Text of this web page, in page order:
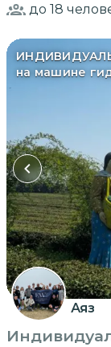
до 18
на машине
Аяз